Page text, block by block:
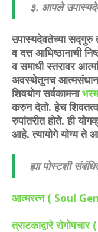
३. आपले
उपास्यदेवतेच्या सद्गुरु
व दत्त आधिष्ठानाची
व समाधी स्तरावर
अवस्थेतूनच
शिवयोग सर्वकामना
करुन देतो. हेच
रुपांतरीत होते. ही
आहे. त्यायोगे योग्य ते
ह्या पोस्टशी
आत्मरत्न ( Soul
त्राटकाद्वारे